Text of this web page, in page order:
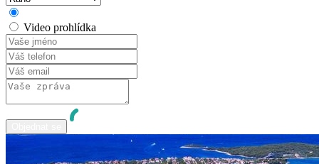
Video prohlídka